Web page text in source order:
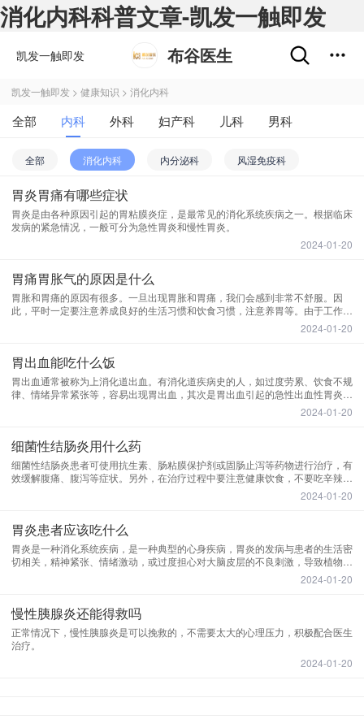
消化内科科普文章-凯发一触即发
凯发一触即发 布谷医生
凯发一触即发 > 健康知识 > 消化内科
全部 内科 外科 妇产科 儿科
男科
肿瘤科
不孕不育 五官科
精神心理科
皮肤性病科
中医科
医学影像和放射治疗科
药剂科 其他
全部 消化内科 内分泌科 风湿免疫科
呼吸内科 肾内科
老年病科 普通内科 心血管内科
胃炎胃痛有哪些症状
胃炎是由各种原因引起的胃粘膜炎症，是最常见的消化系统疾病之一。根据临床
发病的紧急情况，一般可分为急性胃炎和慢性胃炎。
2024-01-20
胃痛胃胀气的原因是什么
​胃胀和胃痛的原因有很多。一旦出现胃胀和胃痛，我们会感到非常不舒服。因
此，平时一定要注意养成良好的生活习惯和饮食习惯，注意养胃等。由于工作原
因和时间安排不当，很多人会导致饮食不规律，尤其是司机、医生等人群。
2024-01-20
胃出血能吃什么饭
胃出血通常被称为上消化道出血。有消化道疾病史的人，如过度劳累、饮食不规
律、情绪异常紧张等，容易出现胃出血，其次是胃出血引起的急性出血性胃炎。
2024-01-20
细菌性结肠炎用什么药
细菌性结肠炎患者可使用抗生素、肠粘膜保护剂或固肠止泻等药物进行治疗，有
效缓解腹痛、腹泻等症状。另外，在治疗过程中要注意健康饮食，不要吃辛辣刺
2024-01-20
胃炎患者应该吃什么
胃炎是一种消化系统疾病，是一种典型的心身疾病，胃炎的发病与患者的生活密
切相关，精神紧张、情绪激动，或过度担心对大脑皮层的不良刺激，导致植物神
2024-01-20
慢性胰腺炎还能得救吗
正常情况下，慢性胰腺炎是可以挽救的，不需要太大的心理压力，积极配合医生
治疗。
2024-01-20